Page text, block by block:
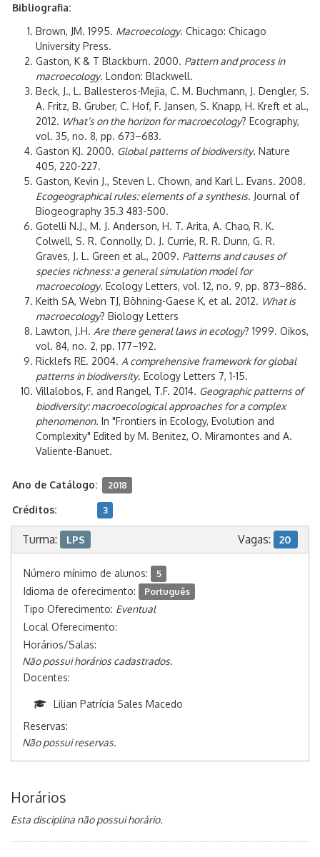
Bibliografia:
Brown, JM. 1995. Macroecology. Chicago: Chicago
University Press.
Gaston, K & T Blackburn. 2000. Pattern and process in
macroecology. London: Blackwell.
Beck, J., L. Ballesteros-Mejia, C. M. Buchmann, J. Dengler, S.
A. Fritz, B. Gruber, C. Hof, F. Jansen, S. Knapp, H. Kreft et al.,
2012. What’s on the horizon for macroecology? Ecography,
vol. 35, no. 8, pp. 673–683.
Gaston KJ. 2000. Global patterns of biodiversity. Nature
405, 220-227.
Gaston, Kevin J., Steven L. Chown, and Karl L. Evans. 2008.
Ecogeographical rules: elements of a synthesis. Journal of
Biogeography 35.3 483-500.
Gotelli N.J., M. J. Anderson, H. T. Arita, A. Chao, R. K.
Colwell, S. R. Connolly, D. J. Currie, R. R. Dunn, G. R.
Graves, J. L. Green et al., 2009. Patterns and causes of
species richness: a general simulation model for
macroecology. Ecology Letters, vol. 12, no. 9, pp. 873–886.
Keith SA, Webn TJ, Böhning-Gaese K, et al. 2012. What is
macroecology? Biology Letters
Lawton, J.H. Are there general laws in ecology? 1999. Oikos,
vol. 84, no. 2, pp. 177–192.
Ricklefs RE. 2004. A comprehensive framework for global
patterns in biodiversity. Ecology Letters 7, 1-15.
Villalobos, F. and Rangel, T.F. 2014. Geographic patterns of
biodiversity: macroecological approaches for a complex
phenomenon. In "Frontiers in Ecology, Evolution and
Complexity" Edited by M. Benitez, O. Miramontes and A.
Valiente-Banuet.
Ano de Catálogo: 2018
Créditos: 3
Turma: LPS Vagas: 20
Número mínimo de alunos: 5
Idioma de oferecimento: Português
Tipo Oferecimento: Eventual
Local Oferecimento:
Horários/Salas:
Não possui horários cadastrados.
Docentes:
Lilian Patrícia Sales Macedo
Reservas:
Não possui reservas.
Horários
Esta disciplina não possui horário.